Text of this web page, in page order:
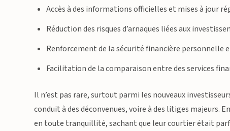
Accès à des informations officielles et mises à jour
Réduction des risques d’arnaques liées aux
Renforcement de la sécurité financière personnelle
Facilitation de la comparaison entre des services
Il n’est pas rare, surtout parmi les nouveaux
conduit à des déconvenues, voire à des litiges majeurs.
en toute tranquillité, sachant que leur courtier était